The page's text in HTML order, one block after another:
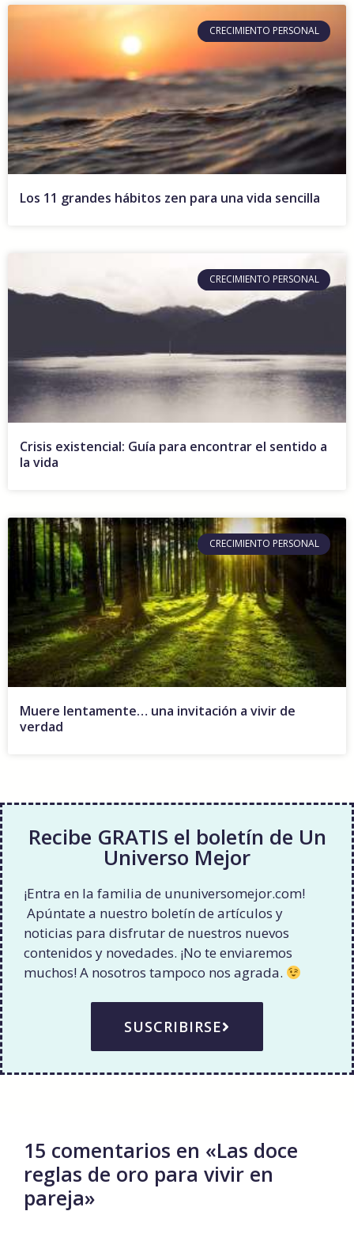
CRECIMIENTO PERSONAL
Los 11 grandes hábitos zen para una vida sencilla
CRECIMIENTO PERSONAL
Crisis existencial: Guía para encontrar el sentido a
la vida
CRECIMIENTO PERSONAL
Muere lentamente… una invitación a vivir de
verdad
Recibe GRATIS el boletín de Un
Universo Mejor
¡Entra en la familia de ununiversomejor.com!
Apúntate a nuestro boletín de artículos y
noticias para disfrutar de nuestros nuevos
contenidos y novedades. ¡No te enviaremos
muchos! A nosotros tampoco nos agrada.
SUSCRIBIRSE
15 comentarios en «Las doce
reglas de oro para vivir en
pareja»